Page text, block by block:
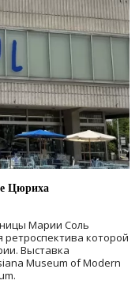
Цюриха
Марии Соль
ретроспектива которой
Выставка
Museum of Modern